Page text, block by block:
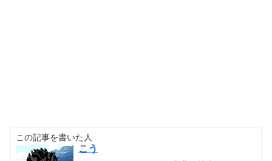
この記事を書いた人
こう